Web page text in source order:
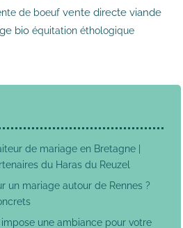
de boeuf vente directe viande
bio équitation éthologique
de mariage en Bretagne |
du Haras du Reuzel
un mariage autour de Rennes ?
une ambiance pour votre